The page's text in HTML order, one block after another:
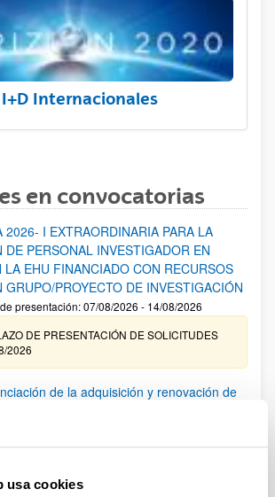
usa cookies
Internacionales
en convocatorias
2026- I EXTRAORDINARIA PARA LA
DE PERSONAL INVESTIGADOR EN
LA EHU FINANCIADO CON RECURSOS
GRUPO/PROYECTO DE INVESTIGACIÓN
presentación: 07/08/2026 - 14/08/2026
DE PRESENTACIÓN DE SOLICITUDES
2026
de la adquisición y renovación de
y fondos bibliográficos en la
de errores del listado provisional de
y excluidas. 23/03/2026: Relación